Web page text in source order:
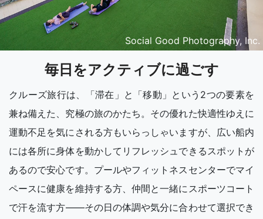
Social Good Photography, Inc.
毎日をアクティブに過ごす
クルーズ旅行は、「滞在」と「移動」という2つの要素を
兼ね備えた、究極の旅のかたち。その優れた快適性ゆえに
運動不足を気にされる方もいらっしゃいますが、広い船内
には各所に身体を動かしてリフレッシュできるスポットが
あるので安心です。プールやフィットネスセンターでマイ
ペースに健康を維持する方、仲間と一緒にスポーツコート
で汗を流す方――その日の体調や気分に合わせて選択でき